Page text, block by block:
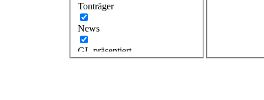
Tonträger
News
GL präsentiert